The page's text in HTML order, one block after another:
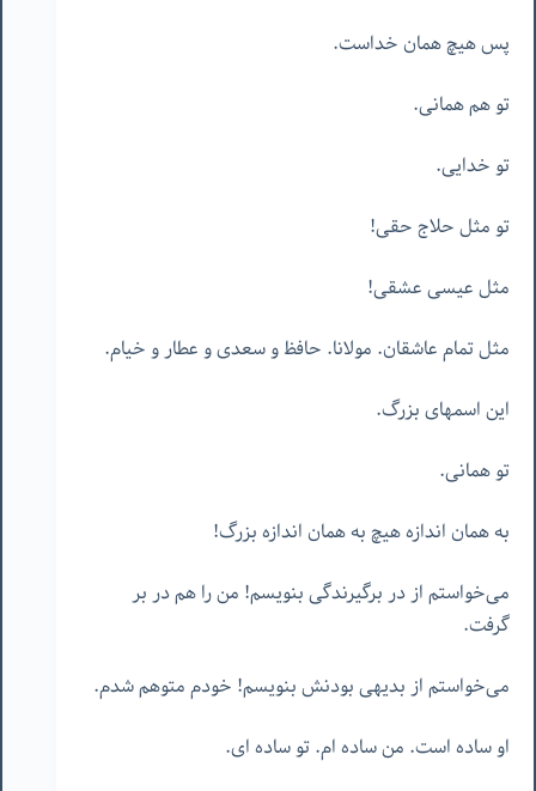
پس هیچ همان خداست.
تو هم همانی.
تو خدایی.
تو مثل حلاج حقی!
مثل عیسی عشقی!
مثل تمام عاشقان. مولانا. حافظ و سعدی و عطار و خیام.
این اسمهای بزرگ.
تو همانی.
به همان اندازه هیچ به همان اندازه بزرگ!
می‌خواستم از در برگیرندگی بنویسم! من را هم در بر
گرفت.
می‌خواستم از بدیهی بودنش بنویسم! خودم متوهم شدم.
او ساده است. من ساده ام. تو ساده ای.